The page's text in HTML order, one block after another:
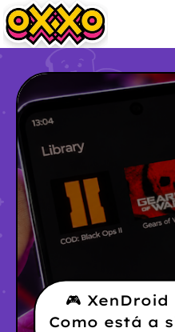
🎮
Como está a